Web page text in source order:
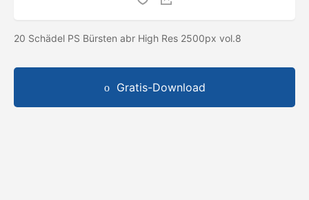
20 Schädel PS Bürsten abr High Res 2500px vol.8
Gratis-Download